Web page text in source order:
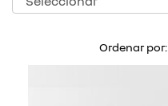
Ordenar por: